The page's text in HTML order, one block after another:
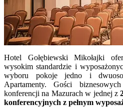
Hotel Gołębiewski Mikołajki
wysokim standardzie i
wyboru pokoje jedno i
Apartamenty. Gości
konferencji na Mazurach w jednej z
konferencyjnych z pełnym